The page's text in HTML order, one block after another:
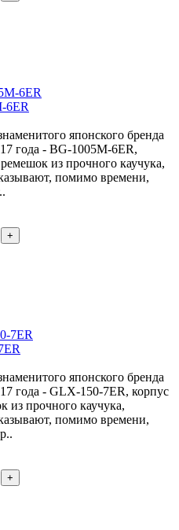
6ER
японского бренда
года - BG-1005M-6ER,
из прочного каучука,
помимо времени,
+
японского бренда
года - GLX-150-7ER, корпус
из прочного каучука,
помимо времени,
+